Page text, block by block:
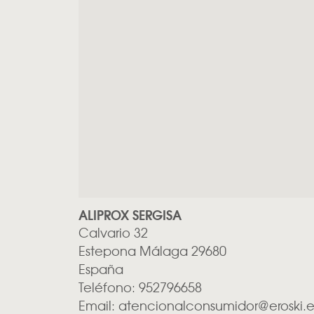
ALIPROX SERGISA
Calvario 32
Estepona Málaga 29680
España
Teléfono: 952796658
Email: